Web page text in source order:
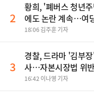
2
황희, '폐버스 청년
에도 논란 계속…여
불' 비판
18:06 김주훈 기자
3
경찰, 드라마 '김부
사…자본시장법 위
16:42 이나영 기자